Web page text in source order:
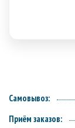
Самовывоз:
Приём заказов: